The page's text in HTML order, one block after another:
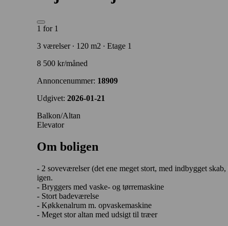
1 for 1
3 værelser ∙ 120 m2 ∙ Etage 1
8 500 kr/måned
Annoncenummer: 18909
Udgivet: 2026-01-21
Balkon/Altan
Elevator
Om boligen
- 2 soveværelser (det ene meget stort, med indbygget
igen.
- Bryggers med vaske- og tørremaskine
- Stort badeværelse
- Køkkenalrum m. opvaskemaskine
- Meget stor altan med udsigt til træer